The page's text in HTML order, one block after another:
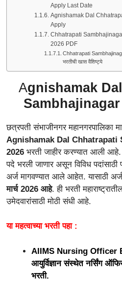
Apply Last Date
Agnishamak Dal
Apply
Chhatrapati
2026 PDF
Chhatrapati
भरतीची खास वैशिष्ट्ये
Agnishamak
छत्रपती संभाजीनगर महानगरपालिका
Agnishamak Dal Chhatrapati
2026 भरती जाहीर करण्यात आली
पदे भरली जाणार असून विविध
अर्ज मागवण्यात आले आहेत. यासाठी
मार्च 2026 आहे. ही भरती
उमेदवारांसाठी मोठी संधी आहे.
या महत्वाच्या भरती पहा :
AIIMS Nursing Officer
आयुर्विज्ञान संस्थेत नर्सिंग
भरती.